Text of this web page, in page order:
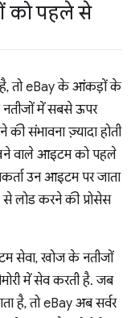
को पहले से
है, तो eBay के आंकड़ों के
नतीजों में सबसे ऊपर
संभावना ज़्यादा होती
वाले आइटम को पहले
उन आइटम पर जाता
लोड करने की प्रोसेस
सेवा, खोज के नतीजों
में सेव करती है. जब
है, तो eBay अब सर्वर